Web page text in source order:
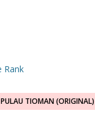
PULAU TIOMAN (ORIGINAL)